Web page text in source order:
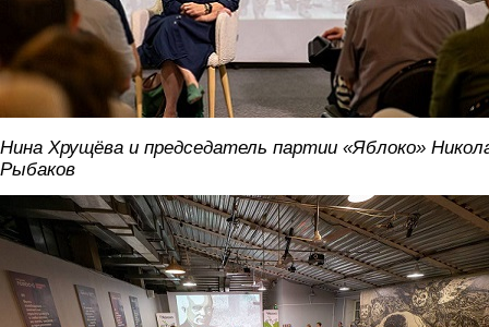
Нина Хрущёва и председатель партии «Яблоко»
Рыбаков
vstrecha2.jpg